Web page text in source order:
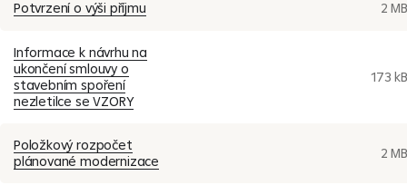
Potvrzení o výši příjmu 2 MB
Informace k návrhu na
ukončení smlouvy o
stavebním spoření
nezletilce se VZORY
173 kB
Položkový rozpočet
plánované modernizace
2 MB